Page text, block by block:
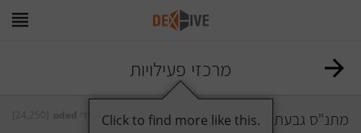
מרכזי פעילויות
מתנ"ס גבעת זאבClick to find more like this.